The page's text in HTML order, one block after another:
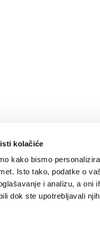
kolačiće
kako bismo
Isto tako, podatke o
i analizu, a oni
dok ste upotrebljavali